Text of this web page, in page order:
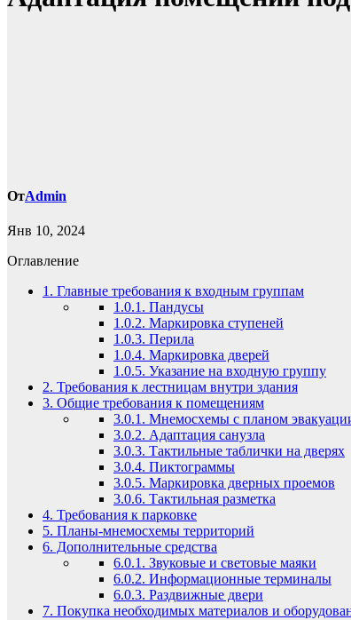
ОтAdmin
Янв 10, 2024
Оглавление
1. Главные требования к входным группам
1.0.1. Пандусы
1.0.2. Маркировка ступеней
1.0.3. Перила
1.0.4. Маркировка дверей
1.0.5. Указание на входную группу
2. Требования к лестницам внутри здания
3. Общие требования к помещениям
3.0.1. Мнемосхемы с планом
3.0.2. Адаптация санузла
3.0.3. Тактильные таблички на дверях
3.0.4. Пиктограммы
3.0.5. Маркировка дверных проемов
3.0.6. Тактильная разметка
4. Требования к парковке
5. Планы-мнемосхемы территорий
6. Дополнительные средства
6.0.1. Звуковые и световые маяки
6.0.2. Информационные терминалы
6.0.3. Раздвижные двери
7. Покупка необходимых материалов и